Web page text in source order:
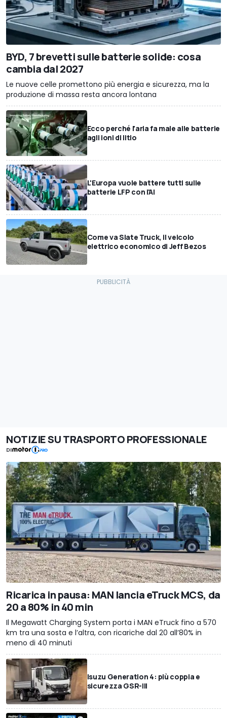
BYD, 7 brevetti sulle batterie solide: cosa
cambia dal 2027
Le nuove celle promettono più energia e sicurezza, ma la
produzione di massa resta ancora lontana
Ecco perché l'aria fa male alle batterie
agli ioni di litio
L'Europa vuole battere tutti sulle
batterie LFP con l'AI
Come va Slate Truck, il veicolo
elettrico economico di Jeff Bezos
NOTIZIE SU TRASPORTO PROFESSIONALE
DI
Ricarica in pausa: MAN lancia eTruck MCS, da
20 a 80% in 40 min
Il Megawatt Charging System porta i MAN eTruck fino a 570
km tra una sosta e l’altra, con ricariche dal 20 all’80% in
meno di 40 minuti
Isuzu Generation 4: più coppia e
sicurezza GSR-III